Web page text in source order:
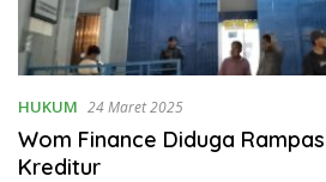
HUKUM 24 Maret 2025
Wom Finance Diduga
Kreditur